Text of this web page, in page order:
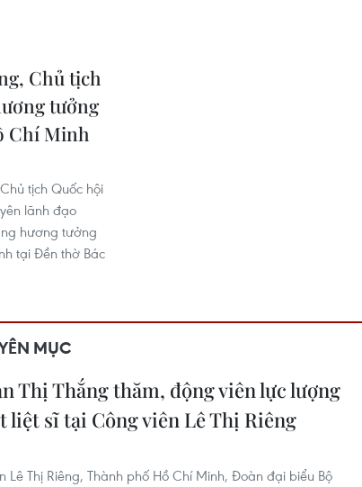
Chủ tịch
tưởng
Chí Minh
tịch Quốc hội
lãnh đạo
hương tưởng
tại Đền thờ Bác
MỤC
Thị Thắng thăm, động viên lực lượng
liệt sĩ tại Công viên Lê Thị Riêng
Thị Riêng, Thành phố Hồ Chí Minh, Đoàn đại biểu Bộ